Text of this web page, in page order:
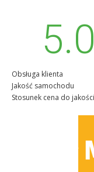
5.0
Obsługa klienta
Jakość samochodu
Stosunek cena do jakości